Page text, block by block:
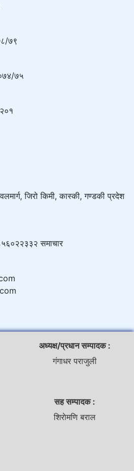
७९
७५
जिरो किमी, कास्की, गण्डकी प्रदेश
समाचार
अध्यक्ष/प्रधान सम्पादक :
गंगाधर पराजुली
सह सम्पादक :
शिराेमणि बराल